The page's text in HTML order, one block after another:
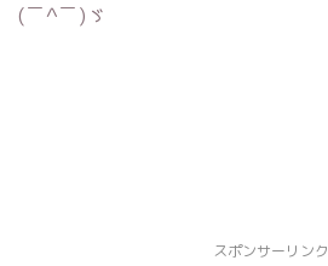
(￣^￣)ゞ
スポンサーリンク